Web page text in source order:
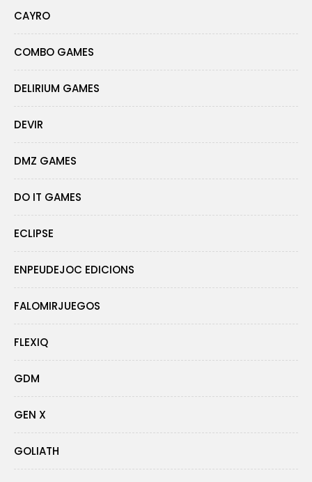
CAYRO
COMBO GAMES
DELIRIUM GAMES
DEVIR
DMZ GAMES
DO IT GAMES
ECLIPSE
ENPEUDEJOC EDICIONS
FALOMIRJUEGOS
FLEXIQ
GDM
GEN X
GOLIATH